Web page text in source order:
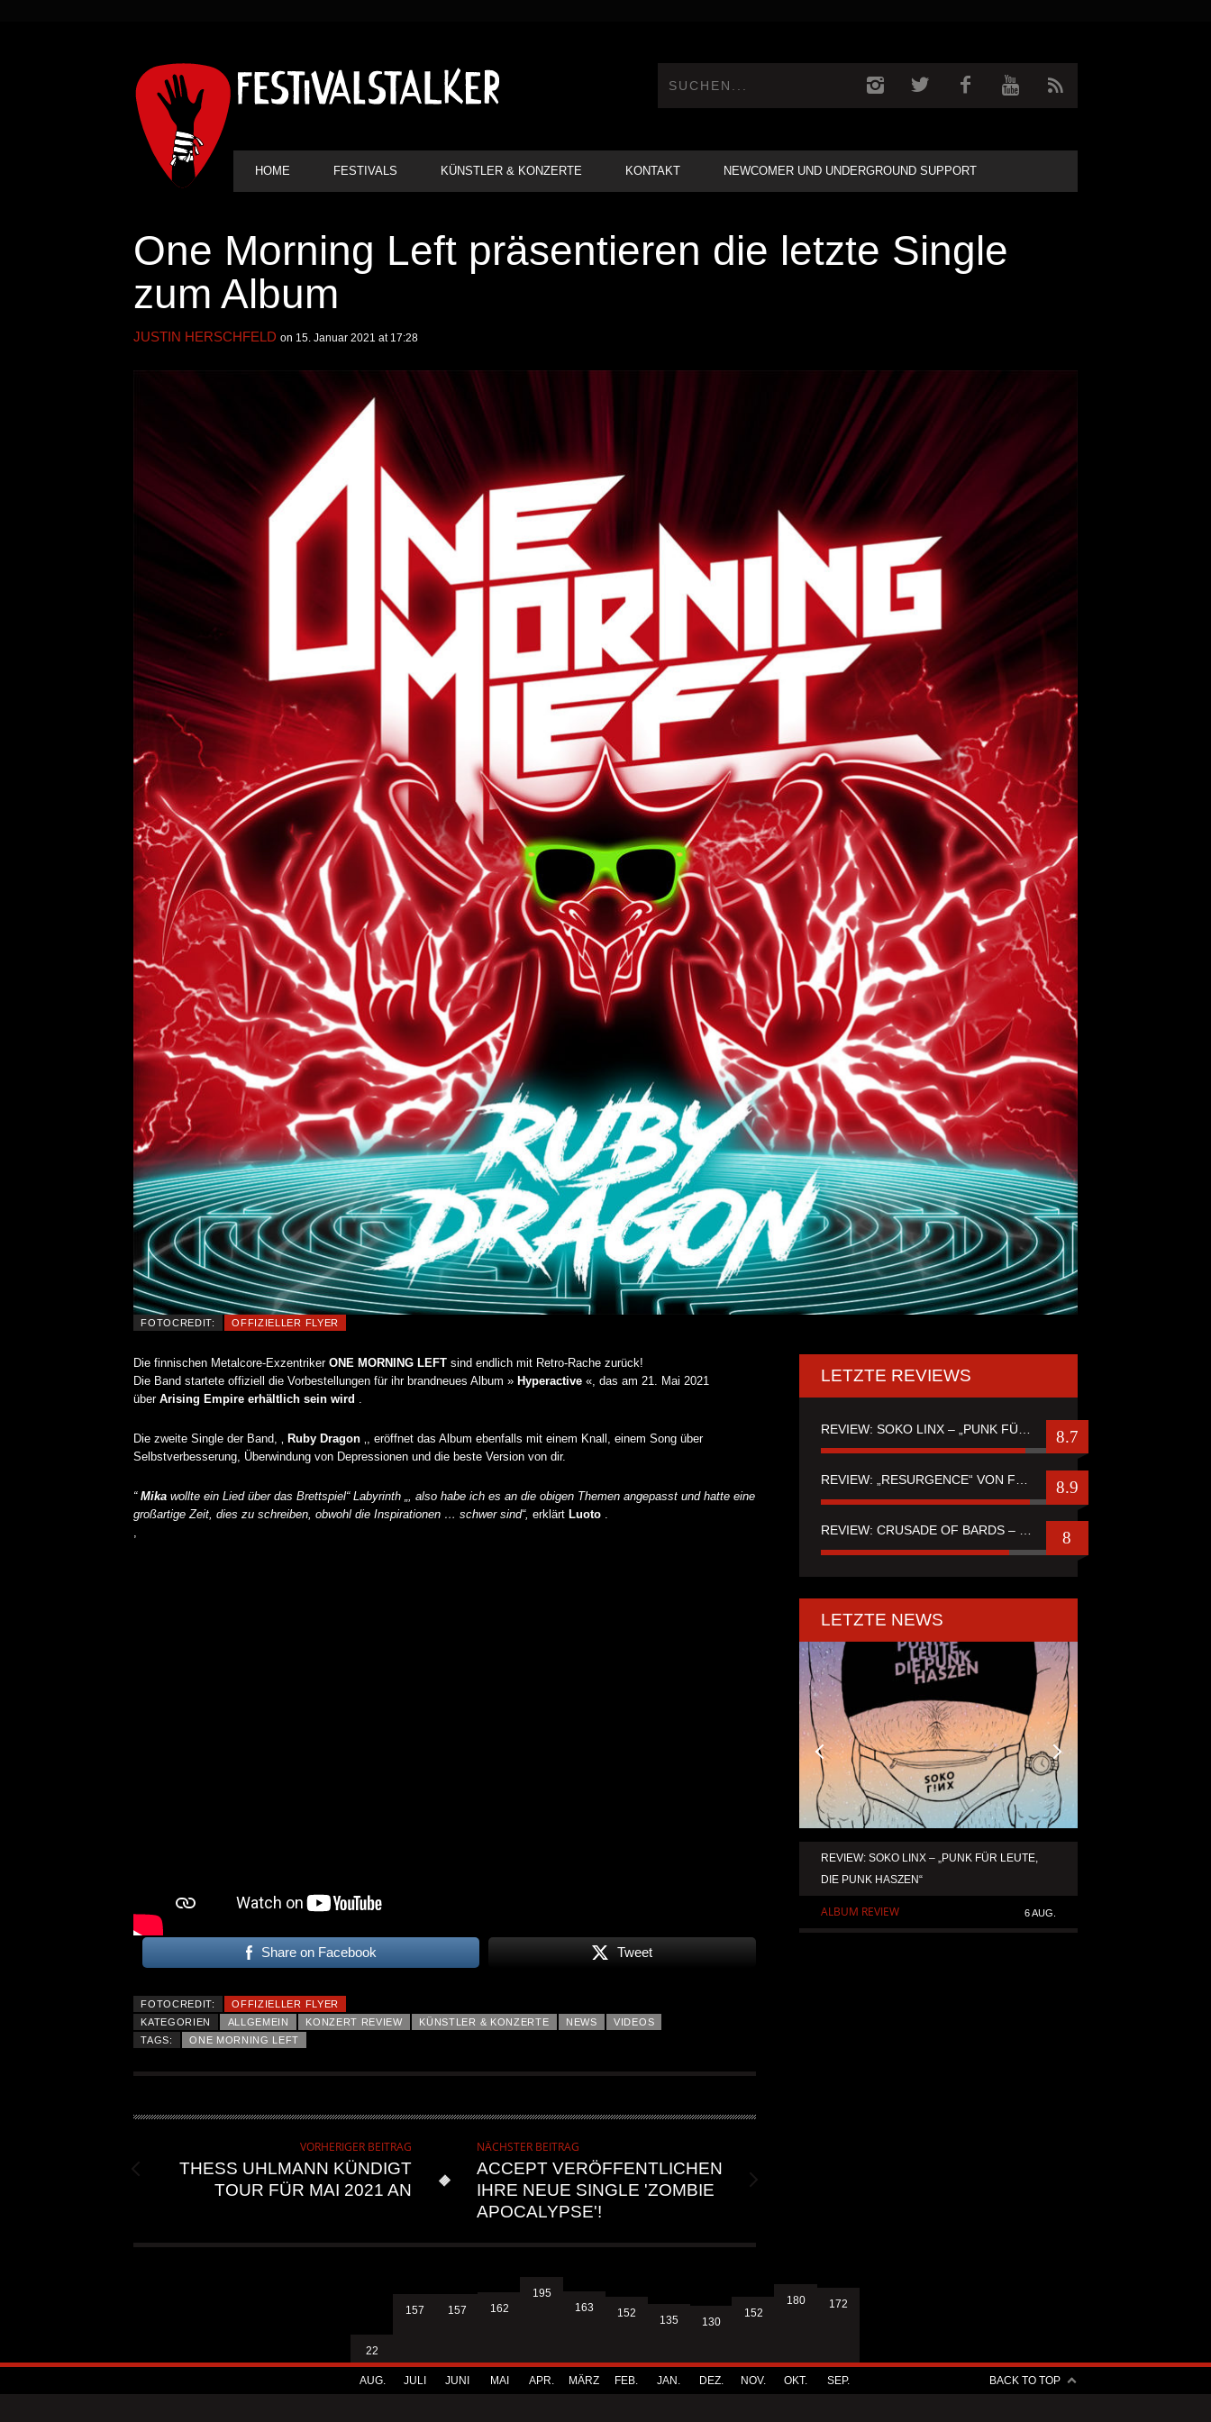
HAUPT-
NAVIGATION
HOME FESTIVALS KÜNSTLER & KONZERTE KONTAKT NEWCOMER UND UNDERGROUND SUPPORT
One Morning Left präsentieren die letzte Single
zum Album
JUSTIN HERSCHFELD on 15. Januar 2021 at 17:28
FOTOCREDIT: OFFIZIELLER FLYER
Die finnischen Metalcore-Exzentriker ONE MORNING LEFT sind endlich mit Retro-Rache zurück!
Die Band startete offiziell die Vorbestellungen für ihr brandneues Album » Hyperactive «, das am 21. Mai 2021
über Arising Empire erhältlich sein wird
Die zweite Single der Band, ‚ Ruby Dragon ‚, eröffnet das Album ebenfalls mit einem Knall, einem Song über
Selbstverbesserung, Überwindung von Depressionen und die beste Version von dir.
“ Mika wollte ein Lied über das Brettspiel“ Labyrinth „, also habe ich es an die obigen Themen angepasst und hatte eine
großartige Zeit, dies zu schreiben, obwohl die Inspirationen … schwer sind“, erklärt Luoto
Share on Facebook Tweet
FOTOCREDIT:
OFFIZIELLER FLYER
KATEGORIEN
ALLGEMEIN KONZERT REVIEW KÜNSTLER & KONZERTE NEWS
VIDEOS
TAGS:
ONE MORNING LEFT
VORHERIGER BEITRAG
THESS UHLMANN KÜNDIGT
TOUR FÜR MAI 2021 AN
NÄCHSTER BEITRAG
ACCEPT VERÖFFENTLICHEN
IHRE NEUE SINGLE 'ZOMBIE
APOCALYPSE'!
LETZTE REVIEWS
8.7
REVIEW: „RESURGENCE“ VON FUTURE PALACE 8.9
REVIEW: CRUSADE OF BARDS – “TALES OF DISTANT WORLDS“ 8
LETZTE NEWS
REVIEW: SOKO LINX – „PUNK FÜR LEUTE,
DIE PUNK HASZEN“
ALBUM REVIEW 6 AUG.
ALLGEMEIN
22
AUG.
157
JULI
157
JUNI
162
MAI
195
APR.
163
MÄRZ
152
FEB.
135
JAN.
130
DEZ.
152
NOV.
180
OKT.
172
SEP. BACK TO TOP